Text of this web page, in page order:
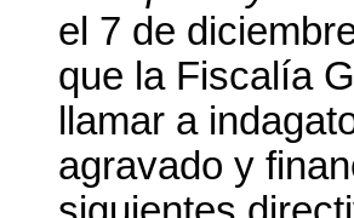
el 7 de
que la Fiscalía
llamar a
agravado y